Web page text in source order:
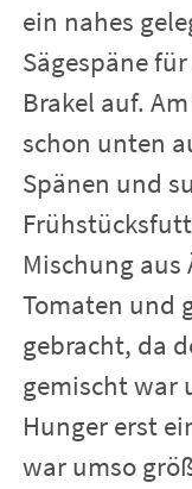
ein nahes
Sägespäne
Brakel auf.
schon unten
Spänen und
Mischung aus
Tomaten und
gebracht, da
gemischt war
Hunger erst
war umso